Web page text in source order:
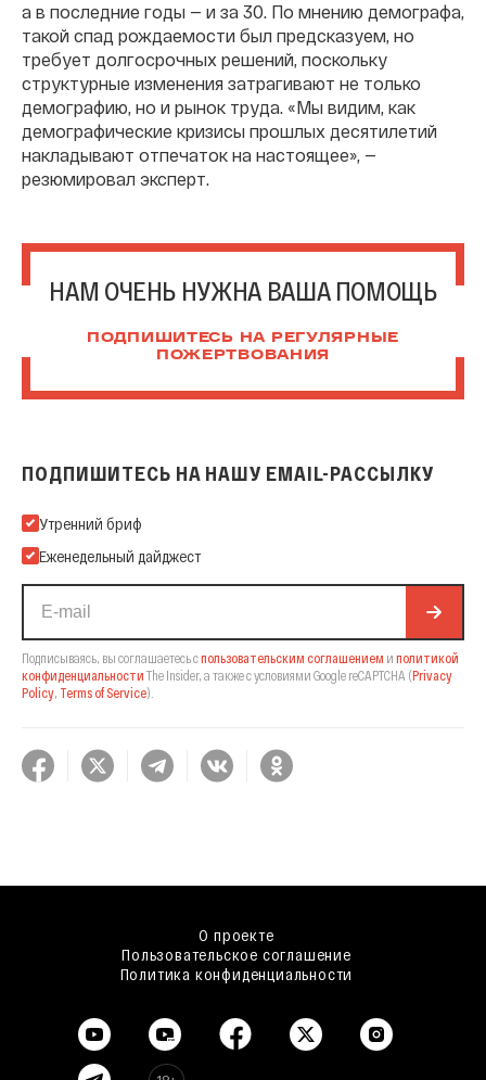
а в последние годы — и за 30. По мнению демографа,
такой спад рождаемости был предсказуем, но
требует долгосрочных решений, поскольку
структурные изменения затрагивают не только
демографию, но и рынок труда. «Мы видим, как
демографические кризисы прошлых десятилетий
накладывают отпечаток на настоящее», —
резюмировал эксперт.
НАМ ОЧЕНЬ НУЖНА ВАША ПОМОЩЬ
ПОДПИШИТЕСЬ НА РЕГУЛЯРНЫЕ
ПОЖЕРТВОВАНИЯ
ПОДПИШИТЕСЬ НА НАШУ EMAIL-РАССЫЛКУ
Подпишитесь на нашу Email-рассылку
Утренний бриф
Еженедельный дайджест
Подписываясь, вы соглашаетесь спользовательским соглашением и политикой
конфиденциальности The Insider, а также с условиями Google reCAPTCHA (Privacy
Policy, Terms of Service).
О проекте
Пользовательское соглашение
Политика конфиденциальности